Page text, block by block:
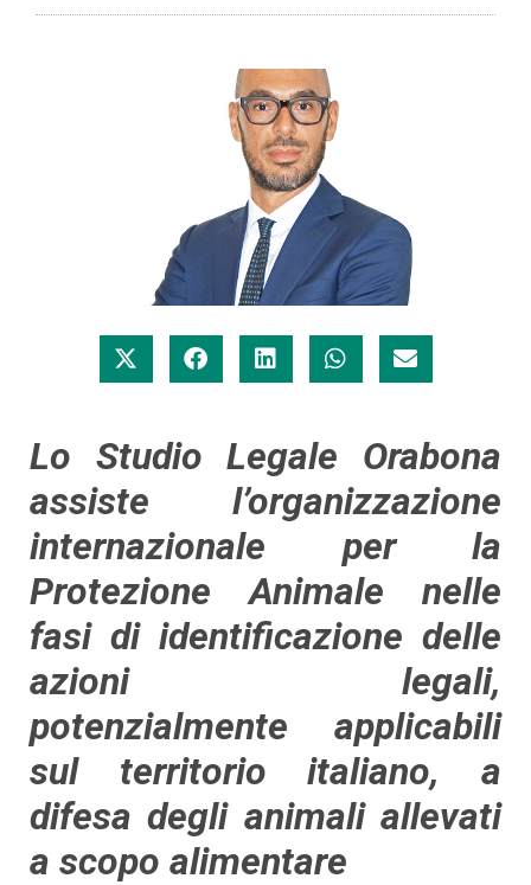
Lo Studio Legale Orabona
assiste l’organizzazione
internazionale per la
Protezione Animale nelle
fasi di identificazione delle
azioni legali,
potenzialmente applicabili
sul territorio italiano, a
difesa degli animali allevati
a scopo alimentare